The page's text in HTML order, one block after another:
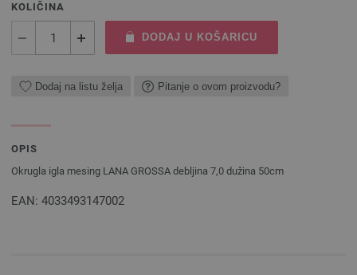
KOLIČINA
DODAJ U KOŠARICU
Dodaj na listu želja Pitanje o ovom proizvodu?
OPIS
Okrugla igla mesing LANA GROSSA debljina 7,0 dužina 50cm
EAN: 4033493147002